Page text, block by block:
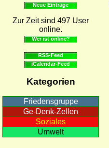
Neue Einträge
Zur Zeit sind 497 User
online.
Wer ist online?
RSS-Feed
iCalendar-Feed
Kategorien
Friedensgruppe
Ge-Denk-Zellen
Soziales
Umwelt